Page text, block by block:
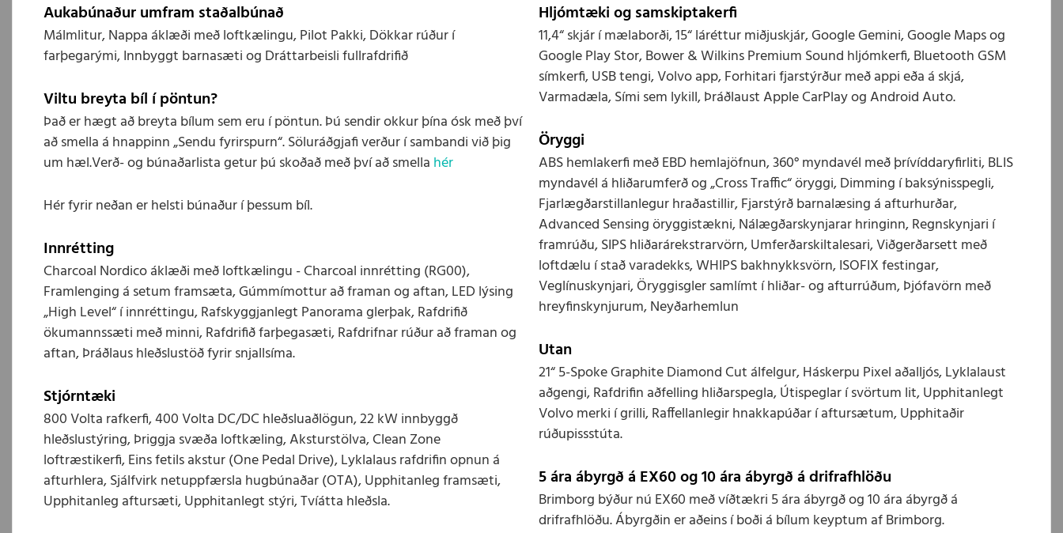
Aukabúnaður umfram staðalbúnað
Málmlitur, Nappa áklæði með loftkælingu, Pilot Pakki, Dökkar rúður í
farþegarými, Innbyggt barnasæti og Dráttarbeisli fullrafdrifið
Viltu breyta bíl í pöntun?
Það er hægt að breyta bílum sem eru í pöntun. Þú sendir okkur þína ósk með því
að smella á hnappinn „Sendu fyrirspurn“. Söluráðgjafi verður í sambandi við þig
um hæl.Verð- og búnaðarlista getur þú skoðað með því að smella hér
Hér fyrir neðan er helsti búnaður í þessum bíl.
Innrétting
Charcoal Nordico áklæði með loftkælingu - Charcoal innrétting (RG00),
Framlenging á setum framsæta, Gúmmímottur að framan og aftan, LED lýsing
„High Level“ í innréttingu, Rafskyggjanlegt Panorama glerþak, Rafdrifið
ökumannssæti með minni, Rafdrifið farþegasæti, Rafdrifnar rúður að framan og
aftan, Þráðlaus hleðslustöð fyrir snjallsíma.
Stjórntæki
800 Volta rafkerfi, 400 Volta DC/DC hleðsluaðlögun, 22 kW innbyggð
hleðslustýring, Þriggja svæða loftkæling, Aksturstölva, Clean Zone
loftræstikerfi, Eins fetils akstur (One Pedal Drive), Lyklalaus rafdrifin opnun á
afturhlera, Sjálfvirk netuppfærsla hugbúnaðar (OTA), Upphitanleg framsæti,
Upphitanleg aftursæti, Upphitanlegt stýri, Tvíátta hleðsla.
Hljómtæki og samskiptakerfi
11,4“ skjár í mælaborði, 15“ láréttur miðjuskjár, Google Gemini, Google Maps og
Google Play Stor, Bower & Wilkins Premium Sound hljómkerfi, Bluetooth GSM
símkerfi, USB tengi, Volvo app, Forhitari fjarstýrður með appi eða á skjá,
Varmadæla, Sími sem lykill, Þráðlaust Apple CarPlay og Android Auto.
Öryggi
ABS hemlakerfi með EBD hemlajöfnun, 360° myndavél með þrívíddaryfirliti, BLIS
myndavél á hliðarumferð og „Cross Traffic“ öryggi, Dimming í baksýnisspegli,
Fjarlægðarstillanlegur hraðastillir, Fjarstýrð barnalæsing á afturhurðar,
Advanced Sensing öryggistækni, Nálægðarskynjarar hringinn, Regnskynjari í
framrúðu, SIPS hliðarárekstrarvörn, Umferðarskiltalesari, Viðgerðarsett með
loftdælu í stað varadekks, WHIPS bakhnykksvörn, ISOFIX festingar,
Veglínuskynjari, Öryggisgler samlímt í hliðar- og afturrúðum, Þjófavörn með
hreyfinskynjurum, Neyðarhemlun
Utan
21“ 5-Spoke Graphite Diamond Cut álfelgur, Háskerpu Pixel aðalljós, Lyklalaust
aðgengi, Rafdrifin aðfelling hliðarspegla, Útispeglar í svörtum lit, Upphitanlegt
Volvo merki í grilli, Raffellanlegir hnakkapúðar í aftursætum, Upphitaðir
rúðupissstúta.
5 ára ábyrgð á EX60 og 10 ára ábyrgð á drifrafhlöðu
Brimborg býður nú EX60 með víðtækri 5 ára ábyrgð og 10 ára ábyrgð á
drifrafhlöðu. Ábyrgðin er aðeins í boði á bílum keyptum af Brimborg.